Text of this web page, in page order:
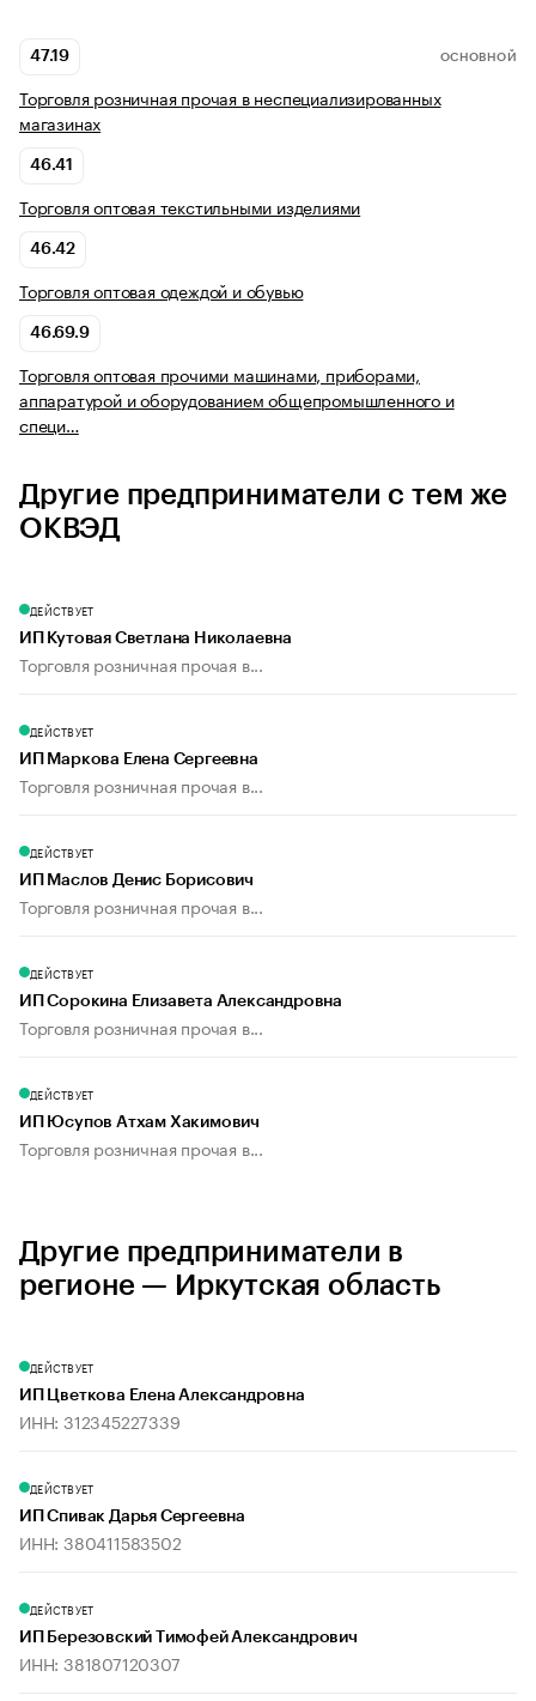
47.19 ОСНОВНОЙ
Торговля розничная прочая в неспециализированных
магазинах
46.41
Торговля оптовая текстильными изделиями
46.42
Торговля оптовая одеждой и обувью
46.69.9
Торговля оптовая прочими машинами, приборами,
аппаратурой и оборудованием общепромышленного и
специ…
Другие предприниматели с тем же
ОКВЭД
ДЕЙСТВУЕТ
ИП Кутовая Светлана Николаевна
Торговля розничная прочая в...
ДЕЙСТВУЕТ
ИП Маркова Елена Сергеевна
Торговля розничная прочая в...
ДЕЙСТВУЕТ
ИП Маслов Денис Борисович
Торговля розничная прочая в...
ДЕЙСТВУЕТ
ИП Сорокина Елизавета Александровна
Торговля розничная прочая в...
ДЕЙСТВУЕТ
ИП Юсупов Атхам Хакимович
Торговля розничная прочая в...
Другие предприниматели в
регионе — Иркутская область
ДЕЙСТВУЕТ
ИП Цветкова Елена Александровна
ИНН: 312345227339
ДЕЙСТВУЕТ
ИП Спивак Дарья Сергеевна
ИНН: 380411583502
ДЕЙСТВУЕТ
ИП Березовский Тимофей Александрович
ИНН: 381807120307